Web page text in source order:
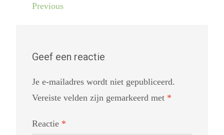
Previous
Geef een reactie
Je e-mailadres wordt niet gepubliceerd.
Vereiste velden zijn gemarkeerd met *
Reactie *